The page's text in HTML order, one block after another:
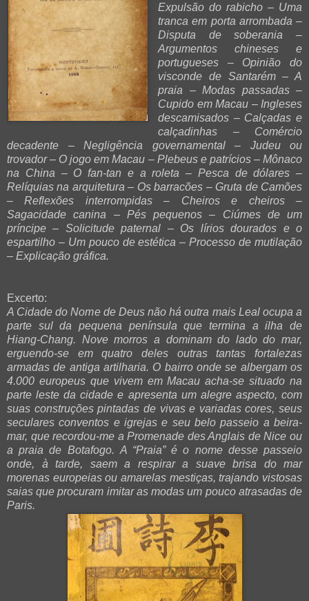
Expulsão do rabicho – Uma
tranca em porta arrombada –
Disputa de soberania –
Argumentos chineses e
portugueses – Opinião do
visconde de Santarém – A
praia – Modas passadas –
Cupido em Macau – Ingleses
descamisados – Calçadas e
calçadinhas – Comércio
decadente – Negligência governamental – Judeu ou
trovador – O jogo em Macau – Plebeus e patrícios – Mônaco
na China – O fan-tan e a roleta – Pesca de dólares –
Relíquias na arquitetura – Os barracões – Gruta de Camões
– Reflexões interrompidas – Cheiros e cheiros –
Sagacidade canina – Pés pequenos – Ciúmes de um
príncipe – Solicitude paternal – Os lírios dourados e o
espartilho – Um pouco de estética – Processo de mutilação
– Explicação gráfica.
Excerto:
A Cidade do Nome de Deus não há outra mais Leal ocupa a
parte sul da pequena península que termina a ilha de
Hiang-Chang. Nove morros a dominam do lado do mar,
erguendo-se em quatro deles outras tantas fortalezas
armadas de antiga artilharia. O bairro onde se albergam os
4.000 europeus que vivem em Macau acha-se situado na
parte leste da cidade e apresenta um alegre aspecto, com
suas construções pintadas de vivas e variadas cores, seus
seculares conventos e igrejas e seu belo passeio a beira-
mar, que recordou-me a Promenade des Anglais de Nice ou
a praia de Botafogo. A “Praia” é o nome desse passeio
onde, à tarde, saem a respirar a suave brisa do mar
morenas europeias ou amarelas mestiças, trajando vistosas
saias que procuram imitar as modas um pouco atrasadas de
Paris.